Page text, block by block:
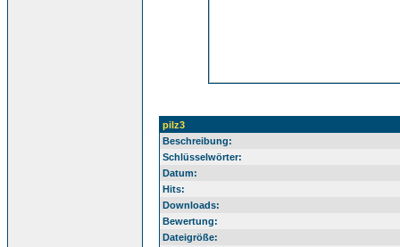
pilz3
Beschreibung:
Schlüsselwörter:
Datum:
Hits:
Downloads:
Bewertung:
Dateigröße: